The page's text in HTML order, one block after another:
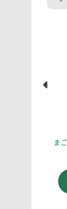
ま